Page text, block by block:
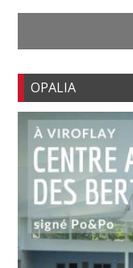
OPALIA